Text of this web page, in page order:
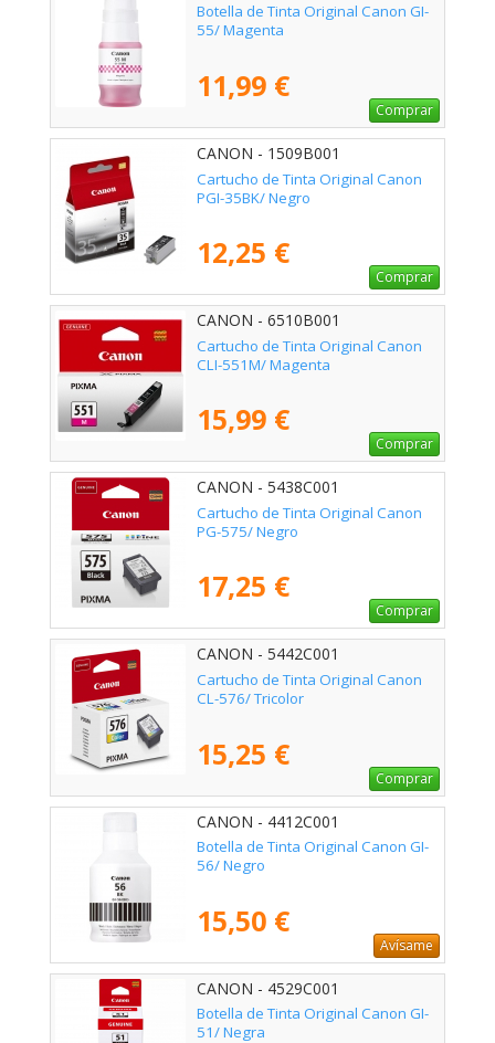
Botella de Tinta Original Canon GI-
55/ Magenta
11,99 €
Comprar
CANON - 1509B001
Cartucho de Tinta Original Canon
PGI-35BK/ Negro
12,25 €
Comprar
CANON - 6510B001
Cartucho de Tinta Original Canon
CLI-551M/ Magenta
15,99 €
Comprar
CANON - 5438C001
Cartucho de Tinta Original Canon
PG-575/ Negro
17,25 €
Comprar
CANON - 5442C001
Cartucho de Tinta Original Canon
CL-576/ Tricolor
15,25 €
Comprar
CANON - 4412C001
Botella de Tinta Original Canon GI-
56/ Negro
15,50 €
Avísame
CANON - 4529C001
Botella de Tinta Original Canon GI-
51/ Negra